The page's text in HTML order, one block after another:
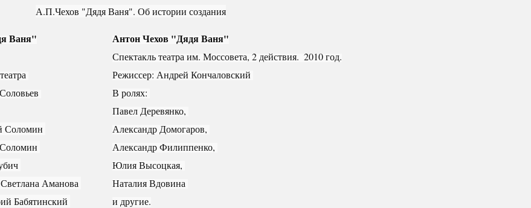
А.П.Чехов "Дядя Ваня". Об истории создания
Ваня"
Соломин
Аманова
Бабятинский
Антон Чехов "Дядя Ваня"
Спектакль театра им. Моссовета, 2 действия.  2010 год.
Режиссер: Андрей Кончаловский
В ролях:
Павел Деревянко,
Александр Домогаров,
Александр Филиппенко,
Юлия Высоцкая,
Наталия Вдовина
и другие.